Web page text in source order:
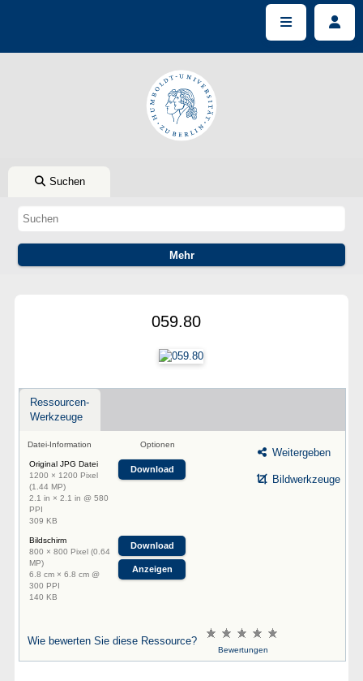
Suchen
059.80
Ressourcen-
Werkzeuge
Datei-Information Optionen
Original JPG Datei
1200 × 1200 Pixel
(1.44 MP)
2.1 in × 2.1 in @ 580
PPI
309 KB
Download
Bildschirm
800 × 800 Pixel (0.64
MP)
6.8 cm × 6.8 cm @
300 PPI
140 KB
Download
Anzeigen
Weitergeben
Bildwerkzeuge
Wie bewerten Sie diese Ressource?
Bewertungen